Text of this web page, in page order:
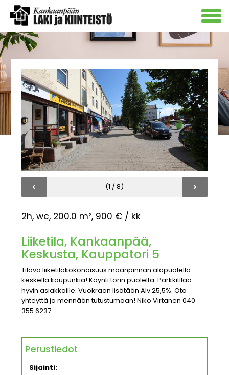
‹ (1 / 8) ›
2h, wc, 200.0 m², 900 € / kk
Liiketila, Kankaanpää,
Keskusta, Kauppatori 5
Tilava liiketilakokonaisuus maanpinnan alapuolella
keskellä kaupunkia! Käynti torin puolelta. Parkkitilaa
hyvin asiakkaille. Vuokraan lisätään Alv 25,5%. Ota
yhteyttä ja mennään tutustumaan! Niko Virtanen 040
355 6237
Perustiedot
Sijainti: